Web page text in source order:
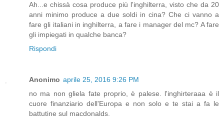
Ah...e chissà cosa produce più l'inghilterra, visto che da 20
anni minimo produce a due soldi in cina? Che ci vanno a
fare gli italiani in inghilterra, a fare i manager del mc? A fare
gli impiegati in qualche banca?
Rispondi
Anonimo aprile 25, 2016 9:26 PM
no ma non gliela fate proprio, è palese. l'inghirteraaa è il
cuore finanziario dell'Europa e non solo e te stai a fa le
battutine sul macdonalds.